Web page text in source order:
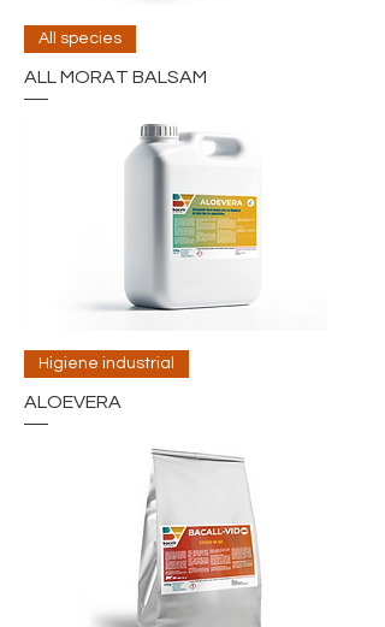
All species
ALL MORAT BALSAM
Higiene industrial
ALOEVERA